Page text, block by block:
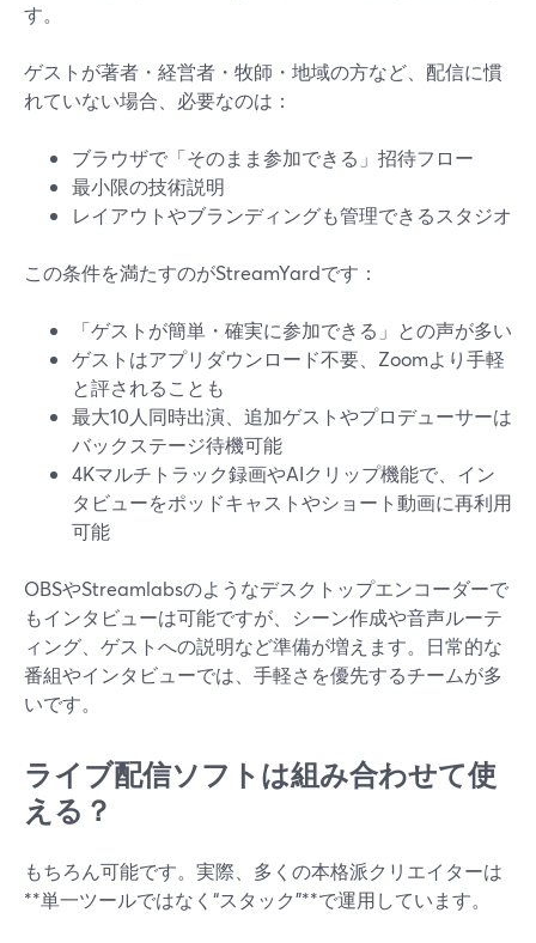
す。
ゲストが著者・経営者・牧師・地域の方など、配信に慣
れていない場合、必要なのは：
ブラウザで「そのまま参加できる」招待フロー
最小限の技術説明
レイアウトやブランディングも管理できるスタジオ
この条件を満たすのがStreamYardです：
「ゲストが簡単・確実に参加できる」との声が多い
ゲストはアプリダウンロード不要、Zoomより手軽
と評されることも
最大10人同時出演、追加ゲストやプロデューサーは
バックステージ待機可能
4Kマルチトラック録画やAIクリップ機能で、イン
タビューをポッドキャストやショート動画に再利用
可能
OBSやStreamlabsのようなデスクトップエンコーダーで
もインタビューは可能ですが、シーン作成や音声ルーテ
ィング、ゲストへの説明など準備が増えます。日常的な
番組やインタビューでは、手軽さを優先するチームが多
いです。
ライブ配信ソフトは組み合わせて使
える？
もちろん可能です。実際、多くの本格派クリエイターは
**単一ツールではなく“スタック”**で運用しています。